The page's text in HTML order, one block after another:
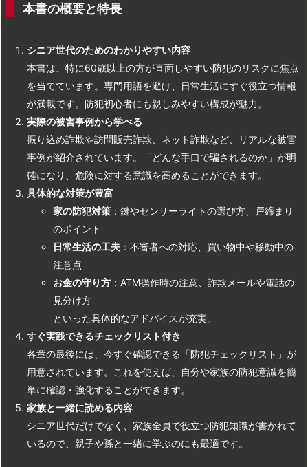
本書の概要と特長
シニア世代のためのわかりやすい内容
本書は、特に60歳以上の方が直面しやすい防犯のリスクに焦点
を当てています。専門用語を避け、日常生活にすぐ役立つ情報
が満載です。防犯初心者にも親しみやすい構成が魅力。
実際の被害事例から学べる
振り込め詐欺や訪問販売詐欺、ネット詐欺など、リアルな被害
事例が紹介されています。「どんな手口で騙されるのか」が明
確になり、危険に対する意識を高めることができます。
具体的な対策が豊富
家の防犯対策 ：鍵やセンサーライトの選び方、戸締まり
のポイント
日常生活の工夫 ：不審者への対応、買い物中や移動中の
注意点
お金の守り方 ：ATM操作時の注意、詐欺メールや電話の
見分け方
といった具体的なアドバイスが充実。
すぐ実践できるチェックリスト付き
各章の最後には、今すぐ確認できる「防犯チェックリスト」が
用意されています。これを使えば、自分や家族の防犯意識を簡
単に確認・強化することができます。
家族と一緒に読める内容
シニア世代だけでなく、家族全員で役立つ防犯知識が書かれて
いるので、親子や孫と一緒に学ぶのにも最適です。